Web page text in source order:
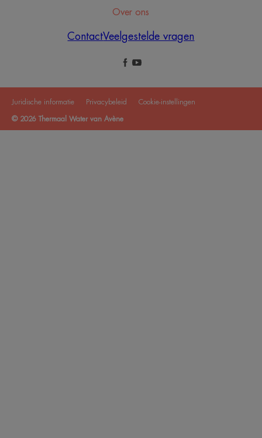
Over ons
ContactVeelgestelde vragen
Juridische informatie Privacybeleid Cookie-instellingen
© 2026 Thermaal Water van Avène